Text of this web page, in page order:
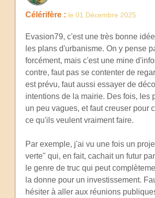
Célérifère : le 01 Décembre 2025
Evasion79, c'est une très bonne
les plans d'urbanisme. On y pense
forcément, mais c'est une mine
contre, faut pas se contenter de
est prévu, faut aussi essayer de
intentions de la mairie. Des fois, les
un peu vagues, et faut creuser pour
ce qu'ils veulent vraiment faire.
Par exemple, j'ai vu une fois un
verte" qui, en fait, cachait un futur
le genre de truc qui peut
la donne pour un investissement.
hésiter à aller aux réunions